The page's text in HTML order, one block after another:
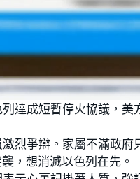
達成短暫停火協議，
烈爭辯。家屬不滿政
，想消滅以色列在先。